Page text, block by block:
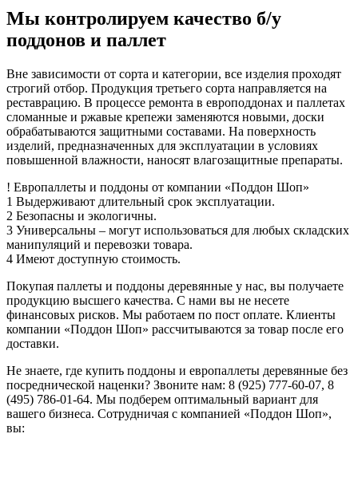
Мы контролируем качество б/у
поддонов и паллет
Вне зависимости от сорта и категории, все изделия проходят
строгий отбор. Продукция третьего сорта направляется на
реставрацию. В процессе ремонта в европоддонах и паллетах
сломанные и ржавые крепежи заменяются новыми, доски
обрабатываются защитными составами. На поверхность
изделий, предназначенных для эксплуатации в условиях
повышенной влажности, наносят влагозащитные препараты.
! Европаллеты и поддоны от компании «Поддон Шоп»
1 Выдерживают длительный срок эксплуатации.
2 Безопасны и экологичны.
3 Универсальны – могут использоваться для любых складских
манипуляций и перевозки товара.
4 Имеют доступную стоимость.
Покупая паллеты и поддоны деревянные у нас, вы получаете
продукцию высшего качества. С нами вы не несете
финансовых рисков. Мы работаем по пост оплате. Клиенты
компании «Поддон Шоп» рассчитываются за товар после его
доставки.
Не знаете, где купить поддоны и европаллеты деревянные без
посреднической наценки? Звоните нам: 8 (925) 777-60-07, 8
(495) 786-01-64. Мы подберем оптимальный вариант для
вашего бизнеса. Сотрудничая с компанией «Поддон Шоп»,
вы: